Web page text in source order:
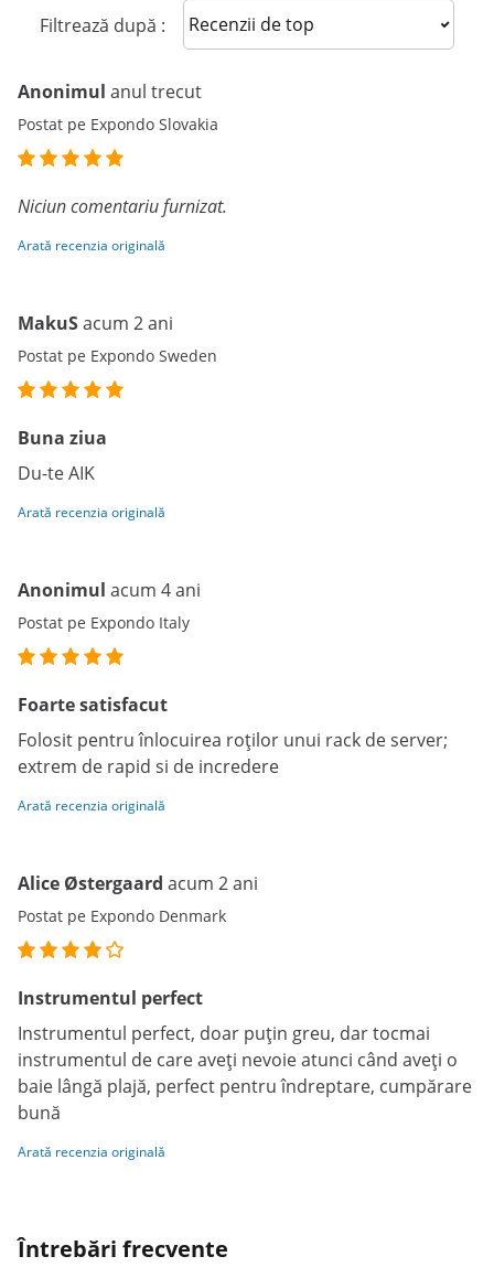
Filtrează după : Sort reviews
Anonimul anul trecut
Postat pe Expondo Slovakia
Niciun comentariu furnizat.
Arată recenzia originală
MakuSacum 2 ani
Postat pe Expondo Sweden
Buna ziua
Du-te AIK
Arată recenzia originală
Anonimul acum 4 ani
Postat pe Expondo Italy
Foarte satisfacut
Folosit pentru înlocuirea roților unui rack de server;
extrem de rapid si de incredere
Arată recenzia originală
Alice Østergaard acum 2 ani
Postat pe Expondo Denmark
Instrumentul perfect
Instrumentul perfect, doar puțin greu, dar tocmai
instrumentul de care aveți nevoie atunci când aveți o
baie lângă plajă, perfect pentru îndreptare, cumpărare
bună
Arată recenzia originală
Întrebări frecvente